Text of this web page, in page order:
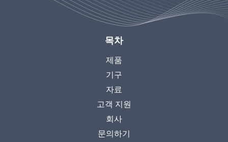
목차
제품
기구
자료
고객 지원
회사
문의하기